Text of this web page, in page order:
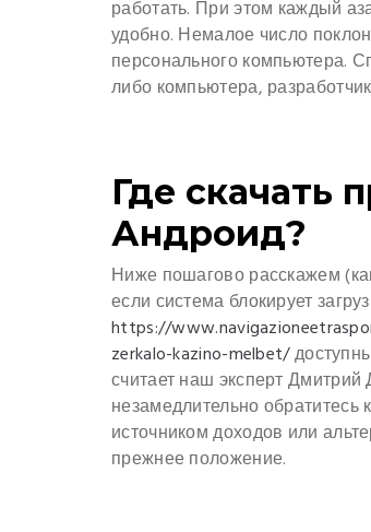
работать. При этом каждый
удобно. Немалое число
персонального компьютера.
либо компьютера,
Где скачать
Андроид?
Ниже пошагово расскажем
если система блокирует
https://
zerkalo-kazino-melbet/
считает наш эксперт
незамедлительно обратитесь
источником доходов или
прежнее положение.